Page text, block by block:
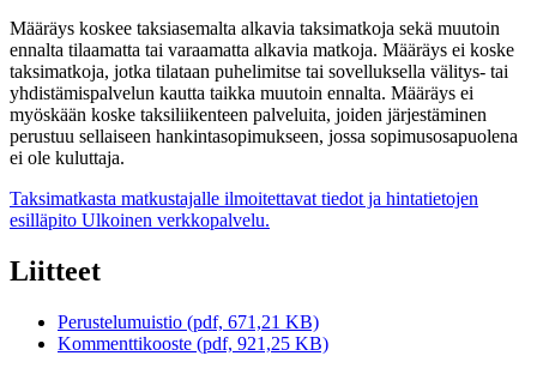
Määräys koskee taksiasemalta alkavia taksimatkoja sekä muutoin
ennalta tilaamatta tai varaamatta alkavia matkoja. Määräys ei koske
taksimatkoja, jotka tilataan puhelimitse tai sovelluksella välitys- tai
yhdistämispalvelun kautta taikka muutoin ennalta. Määräys ei
myöskään koske taksiliikenteen palveluita, joiden järjestäminen
perustuu sellaiseen hankintasopimukseen, jossa sopimusosapuolena
ei ole kuluttaja.
Taksimatkasta matkustajalle ilmoitettavat tiedot ja hintatietojen
esilläpito Ulkoinen verkkopalvelu.
Liitteet
Perustelumuistio (pdf, 671,21 KB)
Kommenttikooste (pdf, 921,25 KB)